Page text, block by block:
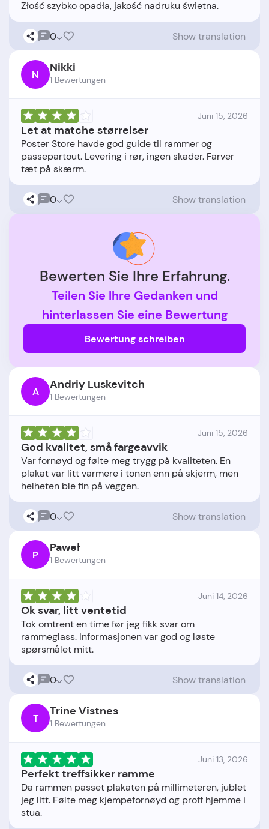
0 Show translation
N Nikki
1 Bewertungen
Juni 15, 2026
Let at matche størrelser
Poster Store havde god guide til rammer og
passepartout. Levering i rør, ingen skader. Farver
0 Show translation
Bewerten Sie Ihre Erfahrung.
Teilen Sie Ihre Gedanken und
hinterlassen Sie eine Bewertung
Bewertung schreiben
A Andriy Luskevitch
1 Bewertungen
Juni 15, 2026
God kvalitet, små fargeavvik
Var fornøyd og følte meg trygg på kvaliteten. En
plakat var litt varmere i tonen enn på skjerm, men
0 Show translation
P Paweł
1 Bewertungen
Juni 14, 2026
Ok svar, litt ventetid
Tok omtrent en time før jeg fikk svar om
rammeglass. Informasjonen var god og løste
0 Show translation
T Trine Vistnes
1 Bewertungen
Juni 13, 2026
Perfekt treffsikker ramme
Da rammen passet plakaten på millimeteren, jublet
jeg litt. Følte meg kjempefornøyd og proff hjemme i